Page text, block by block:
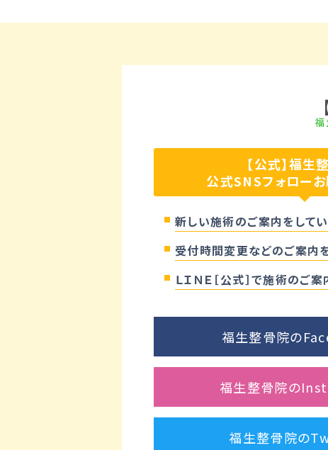
【公式】福生
公式SNSフォローお
新しい施術のご案内をして
受付時間変更などのご案内
ＬＩＮＥ［公式］で施術のご
福生整骨院の
福生整骨院の
福生整骨院の